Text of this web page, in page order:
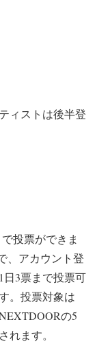
ィストは後半登
投票ができま
、アカウント登
3票まで投票可
。投票対象は
の5
れます。